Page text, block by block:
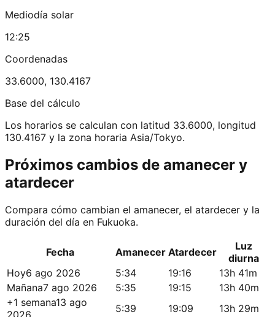
Mediodía solar
12:25
Coordenadas
33.6000, 130.4167
Base del cálculo
Los horarios se calculan con latitud 33.6000, longitud
130.4167 y la zona horaria Asia/Tokyo.
Próximos cambios de amanecer y
atardecer
Compara cómo cambian el amanecer, el atardecer y la
duración del día en Fukuoka.
Fecha Amanecer Atardecer
Luz
diurna
Hoy6 ago 2026 5:34 19:16
13h 41m
Mañana7 ago 2026 5:35 19:15
13h 40m
+1 semana13 ago
5:39 19:09
13h 29m